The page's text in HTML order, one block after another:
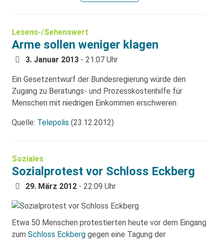
Lesens-/Sehenswert
Arme sollen weniger klagen
3. Januar 2013 - 21:07 Uhr
Ein Gesetzentwurf der Bundesregierung würde den
Zugang zu Beratungs- und Prozesskostenhilfe für
Menschen mit niedrigen Einkommen erschweren
Quelle: Telepolis (23.12.2012)
Soziales
Sozialprotest vor Schloss Eckberg
29. März 2012 - 22:09 Uhr
Etwa 50 Menschen protestierten heute vor dem Eingang
zum Schloss Eckberg gegen eine Tagung der